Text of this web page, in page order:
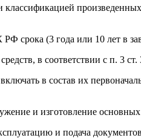
срока (3 года или 10 лет в
в соответствии с п. 3
в состав их
и изготовление
и подача